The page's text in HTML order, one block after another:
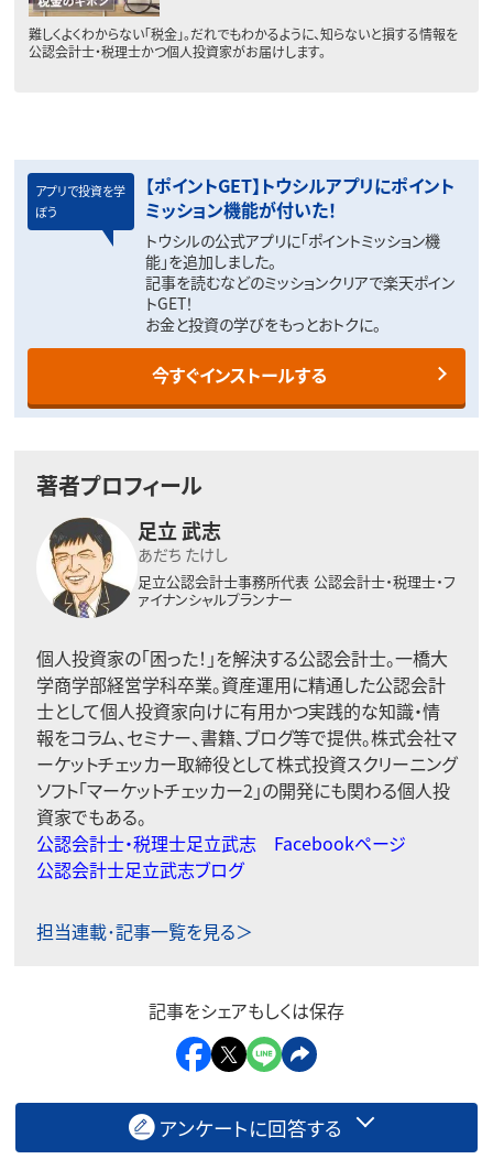
難しくよくわからない「税金」。だれでもわかるように、知らないと損する情報を
公認会計士・税理士かつ個人投資家がお届けします。
アプリで投資を学
ぼう
【ポイントGET】トウシルアプリにポイント
ミッション機能が付いた！
トウシルの公式アプリに「ポイントミッション機
能」を追加しました。
記事を読むなどのミッションクリアで楽天ポイン
トGET！
お金と投資の学びをもっとおトクに。
今すぐインストールする
著者プロフィール
足立 武志
あだち たけし
足立公認会計士事務所代表 公認会計士・税理士・フ
ァイナンシャルプランナー
個人投資家の「困った！」を解決する公認会計士。一橋大
学商学部経営学科卒業。資産運用に精通した公認会計
士として個人投資家向けに有用かつ実践的な知識・情
報をコラム、セミナー、書籍、ブログ等で提供。株式会社マ
ーケットチェッカー取締役として株式投資スクリーニング
ソフト「マーケットチェッカー2」の開発にも関わる個人投
資家でもある。
公認会計士・税理士足立武志 Facebookページ
公認会計士足立武志ブログ
担当連載･記事一覧を見る＞
記事をシェアもしくは保存
アンケートに回答する